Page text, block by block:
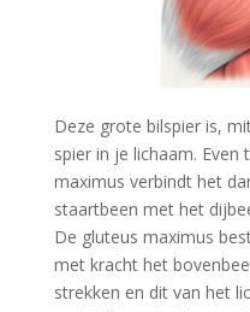
Deze grote bilspier is,
spier in je lichaam. Even
maximus verbindt het
staartbeen met het
De gluteus maximus
met kracht het
strekken en dit van het